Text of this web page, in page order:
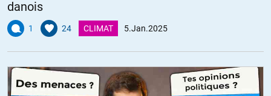
danois
1 24 CLIMAT 5.Jan.2025